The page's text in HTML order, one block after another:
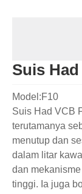
Suis
Model:F10
Suis Had VCB
terutamanya
menutup dan
dalam litar
dan
tinggi. Ia juga